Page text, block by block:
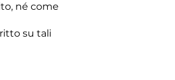
né come
su tali